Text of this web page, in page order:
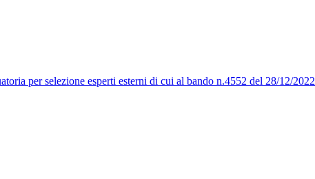
per selezione esperti esterni di cui al bando n.4552 del 28/12/2022